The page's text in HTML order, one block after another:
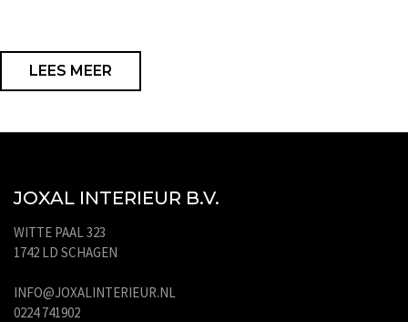
LEES MEER
JOXAL INTERIEUR B.V.
WITTE PAAL 323
1742 LD SCHAGEN
INFO@JOXALINTERIEUR.NL
0224 741902